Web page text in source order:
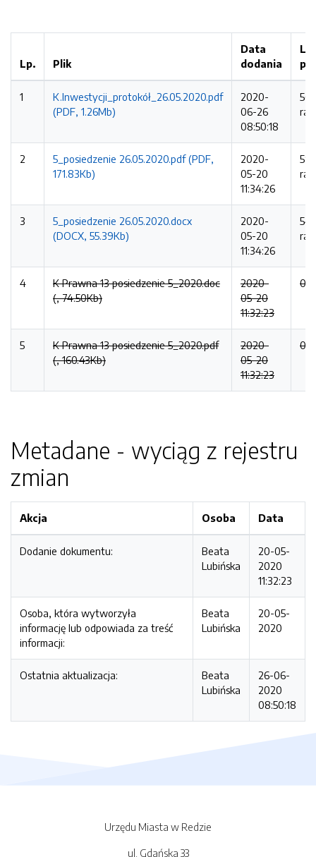
Lp. Plik
Data
dodania
1
K.Inwestycji_protokół_26.05.2020.pdf
(PDF, 1.26Mb)
2020-
06-26
08:50:18
563
2
5_posiedzenie 26.05.2020.pdf (PDF,
171.83Kb)
2020-
05-20
11:34:26
596
3
5_posiedzenie 26.05.2020.docx
(DOCX, 55.39Kb)
2020-
05-20
11:34:26
549
4
K Prawna 13 posiedzenie 5_2020.doc
(, 74.50Kb)
2020-
05-20
11:32:23
0
5
K Prawna 13 posiedzenie 5_2020.pdf
(, 160.43Kb)
2020-
05-20
11:32:23
0
Metadane - wyciąg z rejestru
zmian
Akcja Osoba Data
Dodanie dokumentu:
Beata
Lubińska
20-05-
2020
11:32:23
Osoba, która wytworzyła
informację lub odpowiada za treść
informacji:
Beata
Lubińska
20-05-
2020
Ostatnia aktualizacja:
Beata
Lubińska
26-06-
2020
08:50:18
Urzędu Miasta w Redzie
ul. Gdańska 33